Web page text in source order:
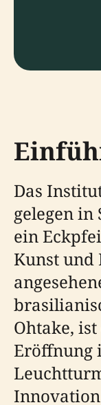
Das
gelegen in
ein
Kunst und
Ohtake,
Eröffnung